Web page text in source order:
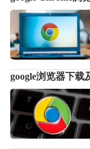
google浏览器下载